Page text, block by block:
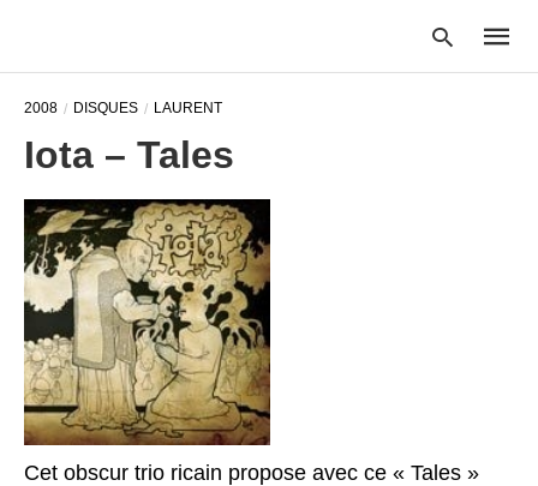
2008 DISQUES LAURENT
Iota – Tales
Cet obscur trio ricain propose avec ce « Tales »